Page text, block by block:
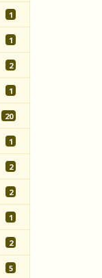
1
1
2
1
20
1
2
2
1
2
5